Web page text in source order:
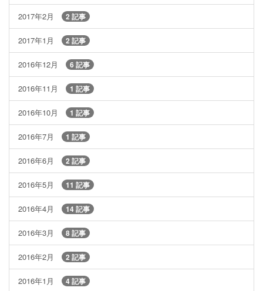
2017年2月 2 記事
2017年1月 2 記事
2016年12月 6 記事
2016年11月 1 記事
2016年10月 1 記事
2016年7月 1 記事
2016年6月 2 記事
2016年5月 11 記事
2016年4月 14 記事
2016年3月 8 記事
2016年2月 2 記事
2016年1月 4 記事